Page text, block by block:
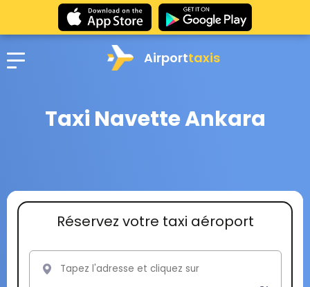
Airporttaxis
Taxi Navette Ankara
Réservez votre taxi aéroport